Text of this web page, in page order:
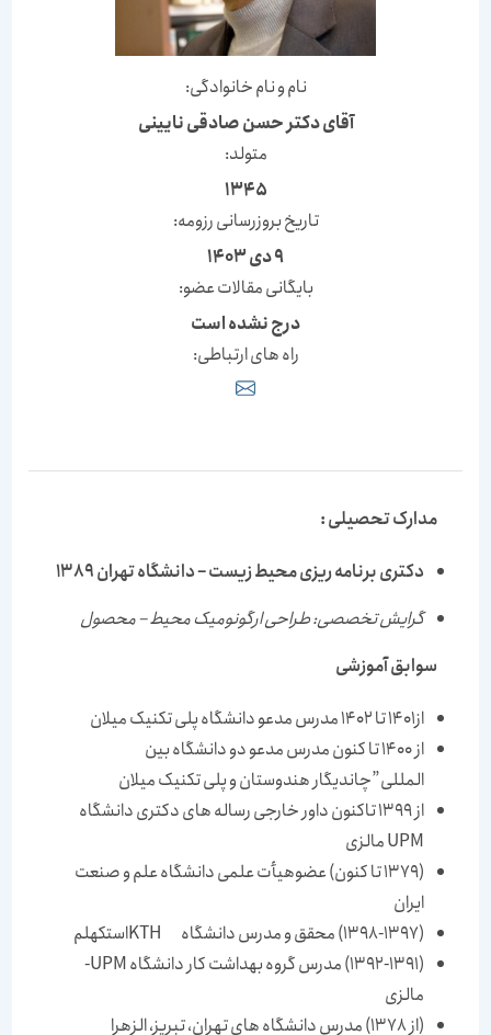
نام و نام خانوادگی:
آقای دکتر حسن صادقی نایینی
تاریخ بروزرسانی رزومه:
بایگانی مقالات عضو:
درج نشده است
راه های ارتباطی:
مدارک تحصيلى :
دکتری برنامه ریزی محیط زیست–دانشگاه تهران 1389
گرایش تخصصی: طراحی ارگونومیک محیط–محصول
سوابق آموزشی
از 1400 تا کنون مدرس مدعو دو دانشگاه بین
المللی”چاندیگار هندوستان و پلی تکنیک میلان
از 1399 تاکنون داور خارجی رساله های دکتری دانشگاه
(1379 تا کنون) عضوهیأت علمی دانشگاه علم و صنعت
(1392-1391) مدرس گروه بهداشت کار دانشگاه UPM-